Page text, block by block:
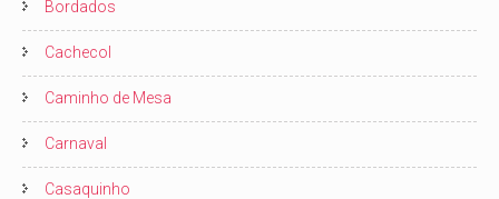
Bordados
Cachecol
Caminho de Mesa
Carnaval
Casaquinho